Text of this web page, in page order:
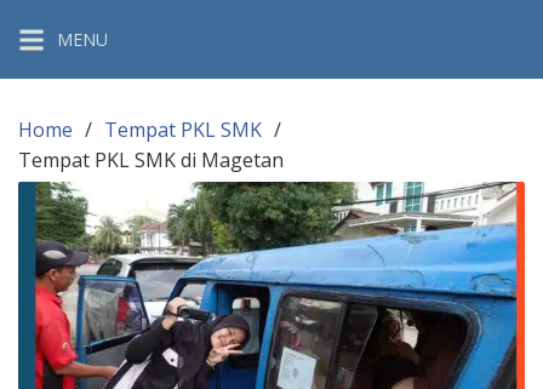
content
MENU
Home
Tempat PKL SMK
Tempat PKL SMK di Magetan